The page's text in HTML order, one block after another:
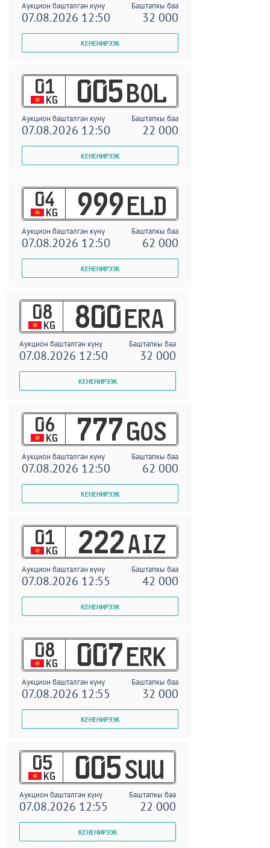
Аукцион башталган күнү Баштапкы баа
07.08.2026 12:50 32 000
01
KG 005 BOL
Аукцион башталган күнү Баштапкы баа
07.08.2026 12:50 22 000
04
KG 999 ELD
Аукцион башталган күнү Баштапкы баа
07.08.2026 12:50 62 000
08
KG 800 ERA
Аукцион башталган күнү Баштапкы баа
07.08.2026 12:50 32 000
06
KG 777 GOS
Аукцион башталган күнү Баштапкы баа
07.08.2026 12:50 62 000
01
KG 222 AIZ
Аукцион башталган күнү Баштапкы баа
07.08.2026 12:55 42 000
08
KG 007 ERK
Аукцион башталган күнү Баштапкы баа
07.08.2026 12:55 32 000
05
KG 005 SUU
Аукцион башталган күнү Баштапкы баа
07.08.2026 12:55 22 000